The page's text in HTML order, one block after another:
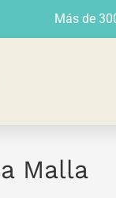
Más de
Malla